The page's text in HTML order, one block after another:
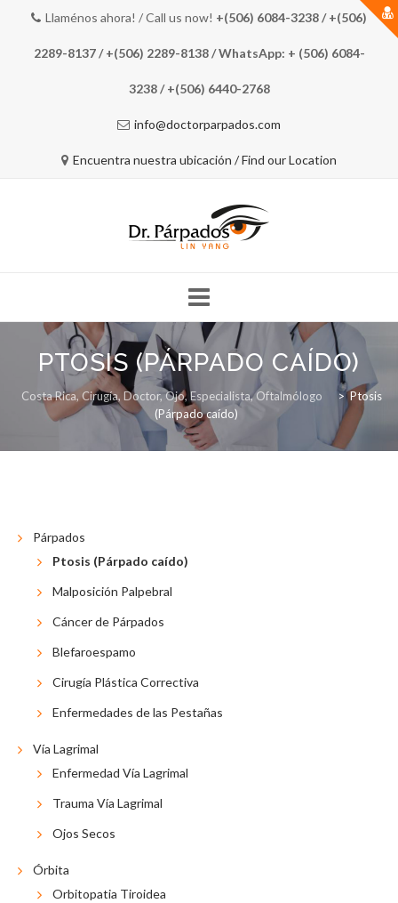
Llaménos ahora! / Call us now! +(506) 6084-3238 / +(506)
2289-8137 / +(506) 2289-8138 / WhatsApp: + (506) 6084-
3238 / +(506) 6440-2768
info@doctorparpados.com
Encuentra nuestra ubicación / Find our Location
content
INICIO EL DOCTOR COSMÉTICOS
RECONSTRUCTIVOS RECURSOS CONTÁCTENOS
PTOSIS (PÁRPADO CAÍDO)
Costa Rica, Cirugía, Doctor, Ojo, Especialista, Oftalmólogo >Ptosis
(Párpado caído)
Párpados
Ptosis (Párpado caído)
Malposición Palpebral
Cáncer de Párpados
Blefaroespamo
Cirugía Plástica Correctiva
Enfermedades de las Pestañas
Vía Lagrimal
Enfermedad Vía Lagrimal
Trauma Vía Lagrimal
Ojos Secos
Órbita
Orbitopatia Tiroidea